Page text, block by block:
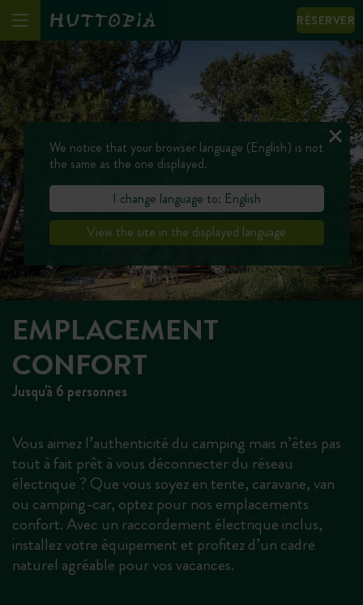
RÉSERVER
EMPLACEMENT
CONFORT
Jusqu'à 6 personnes
Vous aimez l’authenticité du camping mais n’êtes pas
tout à fait prêt à vous déconnecter du réseau
électrique ? Que vous soyez en tente, caravane, van
ou camping-car, optez pour nos emplacements
confort. Avec un raccordement électrique inclus,
installez votre équipement et profitez d’un cadre
naturel agréable pour vos vacances.
We notice that your browser language (English) is not
the same as the one displayed.
I change language to: English
View the site in the displayed language